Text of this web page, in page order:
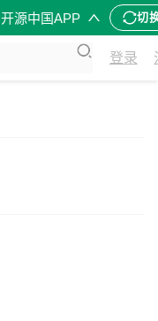
开源中国APP 切
登录